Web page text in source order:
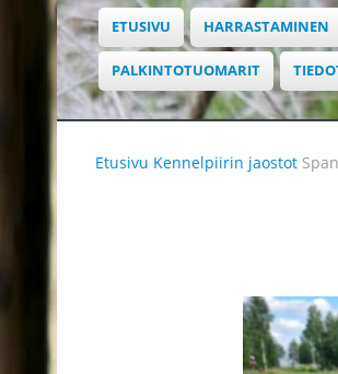
ETUSIVU HARRASTAMINEN
PALKINTOTUOMARIT
Etusivu Kennelpiirin jaostot